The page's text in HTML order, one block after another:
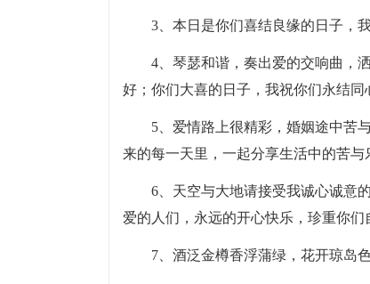
3、本日是你们喜结良缘的日子，
4、琴瑟和谐，奏出爱的交响曲，
好；你们大喜的日子，我祝你们永结同
5、爱情路上很精彩，婚姻途中苦
来的每一天里，一起分享生活中的苦与
6、天空与大地请接受我诚心诚意
爱的人们，永远的开心快乐，珍重你们
7、酒泛金樽香浮蒲绿，花开琼岛色